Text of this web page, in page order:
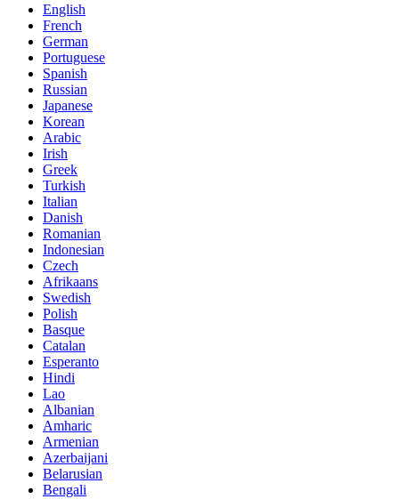
English
French
German
Portuguese
Spanish
Russian
Japanese
Korean
Arabic
Irish
Greek
Turkish
Italian
Danish
Romanian
Indonesian
Czech
Afrikaans
Swedish
Polish
Basque
Catalan
Esperanto
Hindi
Lao
Albanian
Amharic
Armenian
Azerbaijani
Belarusian
Bengali